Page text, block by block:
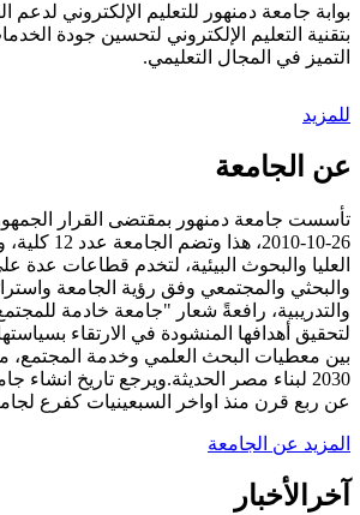
بوابة جامعة دمنهور للتعليم الإلكتروني لدعم
بتقنية التعليم الإلكتروني لتحسين جودة
التميز في المجال التعليمي.
للمزيد
عن الجامعة
26-10-2010،
العليا والبحوث البيئية، لتخدم قطاعات عدة
والبحثي والمجتمعي وفق رؤية الجامعة
والتدريبية، رافعةً شعار "جامعة خادمة
لتحقيق أهدافها المنشودة في الارتقاء
بين معطيات البحث العلمي وخدمة المجتمع،
2030 لبناء مصر الحديثة.ويرجع تاريخ انشاء
عن ربع قرن منذ اواخر السبعينيات كفرع
المزيد عن الجامعة
آخر الأخبار